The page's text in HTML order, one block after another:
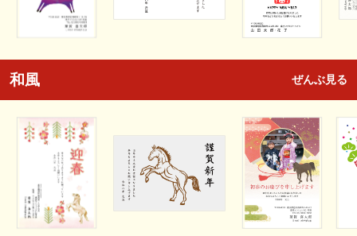
和風 ぜんぶ見る